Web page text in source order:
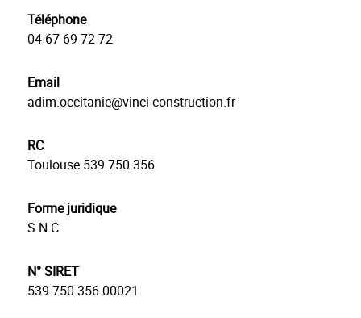
Téléphone
04 67 69 72 72
Email
adim.occitanie@vinci-construction.fr
RC
Toulouse 539.750.356
Forme juridique
S.N.C.
N° SIRET
539.750.356.00021